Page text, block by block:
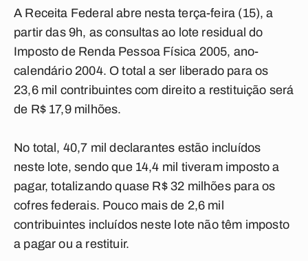
A Receita Federal abre nesta terça-feira (15), a
partir das 9h, as consultas ao lote residual do
Imposto de Renda Pessoa Física 2005, ano-
calendário 2004. O total a ser liberado para os
23,6 mil contribuintes com direito a restituição será
de R$ 17,9 milhões.
No total, 40,7 mil declarantes estão incluídos
neste lote, sendo que 14,4 mil tiveram imposto a
pagar, totalizando quase R$ 32 milhões para os
cofres federais. Pouco mais de 2,6 mil
contribuintes incluídos neste lote não têm imposto
a pagar ou a restituir.